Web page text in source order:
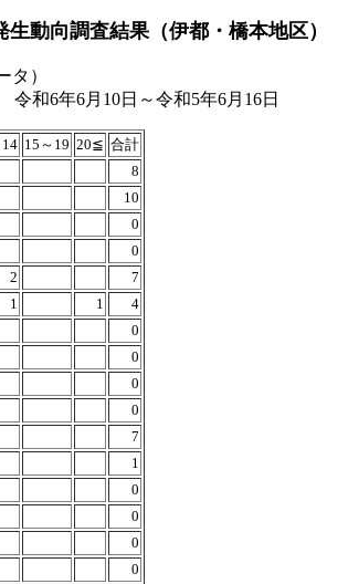
生動向調査結果（伊都・橋本地区）
タ）
年6月16日
15～19 20≦ 合計
8
10
0
0
2
7
1 1 4
0
0
0
0
7
1
0
0
0
0